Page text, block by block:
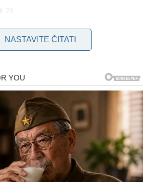
imala sam nevjerojatnu sreću što
bile su instrumentalne u našoj pobjedi nad
bili pred nama. Ključno je prepoznati da
ispunjenje u životu bez iskustva
neizmjerno divljenje i zahvalnost za tu
za potencijal budućih generacija
tradiciju i nasljeđe naše obitelji. No, bitno je
značaj putovanja na koje smo Katarina i ja
NASTAVITE ČITATI